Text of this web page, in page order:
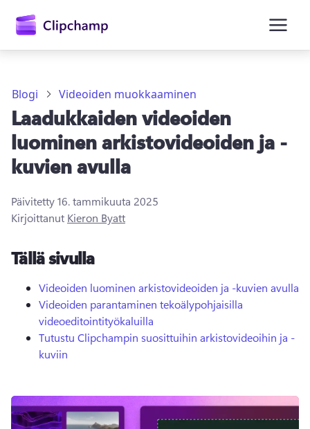
Kokeile maksutta
Blogi Videoiden muokkaaminen
Laadukkaiden videoiden
luominen arkistovideoiden ja -
kuvien avulla
Päivitetty16. tammikuuta 2025
Kirjoittanut Kieron Byatt
Tällä sivulla
Videoiden luominen arkistovideoiden ja -kuvien avulla
Videoiden parantaminen tekoälypohjaisilla
videoeditointityökaluilla
Tutustu Clipchampin suosittuihin arkistovideoihin ja -
kuviin